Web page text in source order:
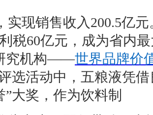
实现销售收入200.5亿元
税60亿元，成为省内
究机构——世界品牌价
选活动中，五粮液凭
”大奖，作为饮料制